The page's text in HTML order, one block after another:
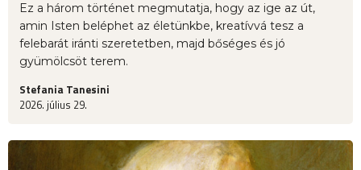
Ez a három történet megmutatja, hogy az ige az út,
amin Isten beléphet az életünkbe, kreatívvá tesz a
felebarát iránti szeretetben, majd bőséges és jó
gyümölcsöt terem.
Stefania Tanesini
2026. július 29.